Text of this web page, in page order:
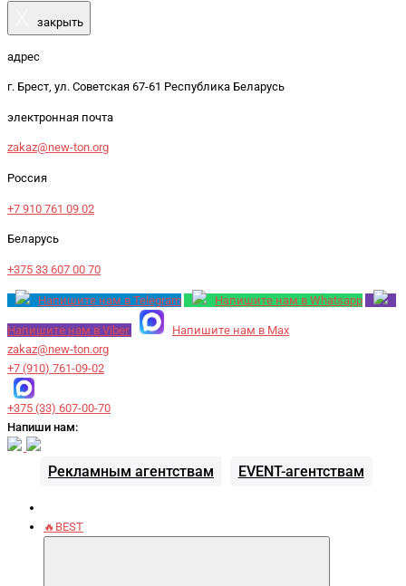
закрыть
адрес
г. Брест, ул. Советская 67-61 Республика Беларусь
электронная почта
zakaz@new-ton.org
Россия
+7 910 761 09 02
Беларусь
+375 33 607 00 70
Напишите нам в Telegram Напишите нам в Whatsapp
Напишите нам в Viber
Напишите нам в Max
zakaz@new-ton.org
+7 (910) 761-09-02
+375 (33) 607-00-70
Напиши нам:
Рекламным агентствам EVENT-агентствам
🔥BEST